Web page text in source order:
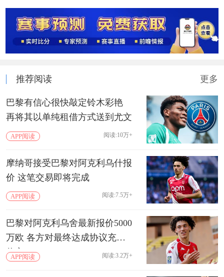
推荐阅读 更多
巴黎有信心很快敲定铃木彩艳
再将其以单纯租借方式送到尤文
APP阅读 阅读:10万+
摩纳哥接受巴黎对阿克利乌什报
价 这笔交易即将完成
APP阅读 阅读:7.5万+
巴黎对阿克利乌舍最新报价5000
万欧 各方对最终达成协议充满
信心
APP阅读 阅读:3.2万+